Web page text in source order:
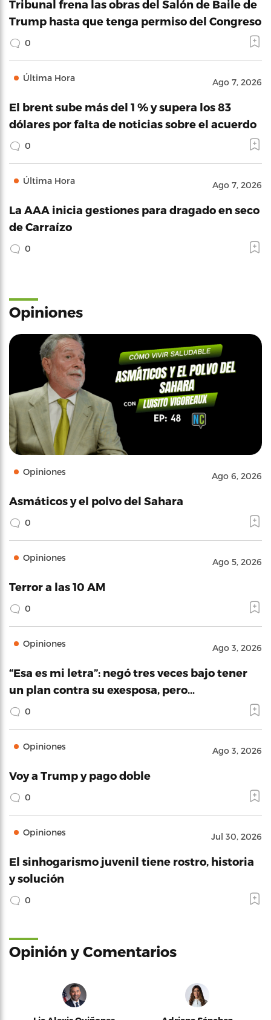
Tribunal frena las obras del Salón de Baile de
Trump hasta que tenga permiso del Congreso
0
Última Hora Ago 7, 2026
El brent sube más del 1 % y supera los 83
dólares por falta de noticias sobre el acuerdo
0
Última Hora Ago 7, 2026
La AAA inicia gestiones para dragado en seco
de Carraízo
0
Opiniones
Opiniones Ago 6, 2026
Asmáticos y el polvo del Sahara
0
Opiniones Ago 5, 2026
Terror a las 10 AM
0
Opiniones Ago 3, 2026
“Esa es mi letra”: negó tres veces bajo tener
un plan contra su exesposa, pero…
0
Opiniones Ago 3, 2026
Voy a Trump y pago doble
0
Opiniones Jul 30, 2026
El sinhogarismo juvenil tiene rostro, historia
y solución
0
Opinión y Comentarios